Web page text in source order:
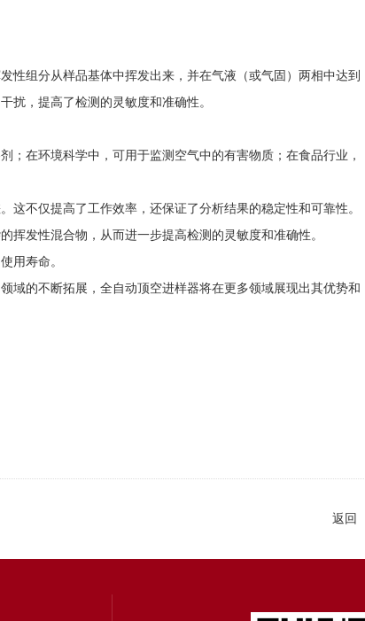
组分从样品基体中挥发出来，并在气液（或气固）两相中达到
扰，提高了检测的灵敏度和准确性。
在环境科学中，可用于监测空气中的有害物质；在食品行业，
不仅提高了工作效率，还保证了分析结果的稳定性和可靠性。
发性混合物，从而进一步提高检测的灵敏度和准确性。
用寿命。
的不断拓展，全自动顶空进样器将在更多领域展现出其优势和
返回